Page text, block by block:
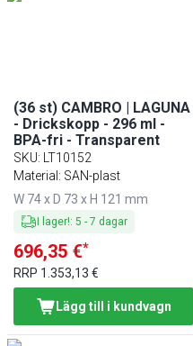
(36 st) CAMBRO | LAGUNA
- Drickskopp - 296 ml -
BPA-fri - Transparent
SKU: LT10152
Material: SAN-plast
W 74 x D 73 x H 121 mm
I lager!: 5 - 7 dagar
696,35 €*
RRP 1.353,13 €
Lägg till i kundvagn